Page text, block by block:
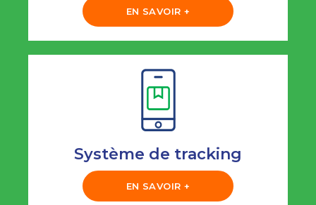
EN SAVOIR +
Système de tracking
EN SAVOIR +